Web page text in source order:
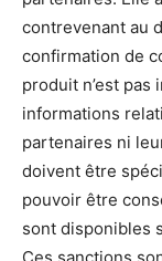
contrevenant au
confirmation de
produit n’est
informations
partenaires ni
doivent être
pouvoir être
sont disponibles
Ces sanctions